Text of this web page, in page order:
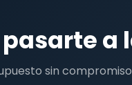
a
sin